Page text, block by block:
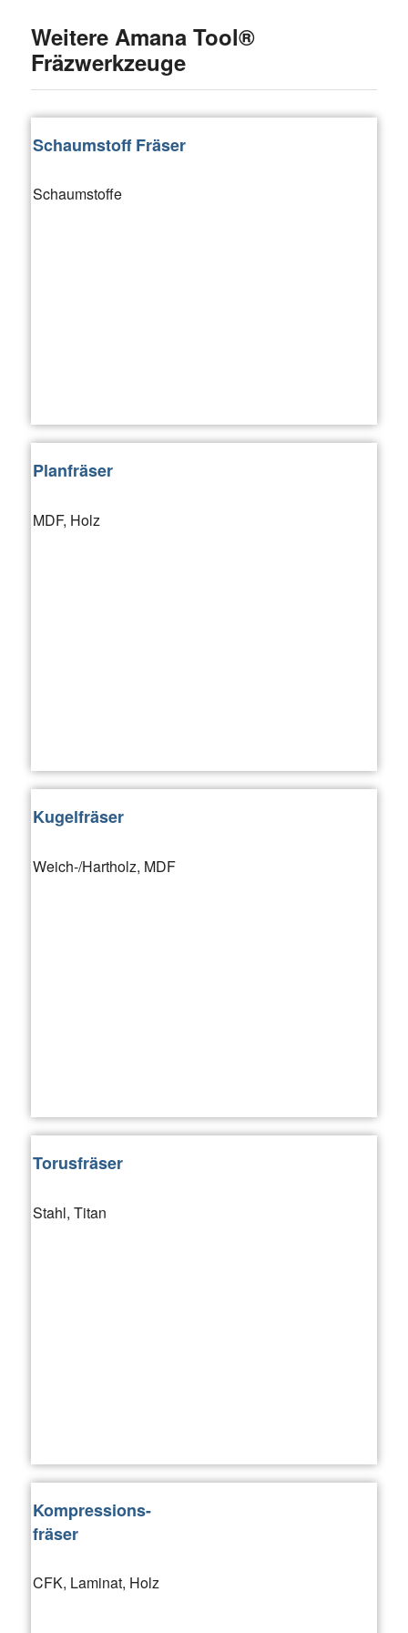
Weitere Amana Tool®
Fräzwerkzeuge
Schaumstoff Fräser
Schaumstoffe
Planfräser
MDF, Holz
Kugelfräser
Weich-/Hartholz, MDF
Torusfräser
Stahl, Titan
Kompressions-
fräser
CFK, Laminat, Holz